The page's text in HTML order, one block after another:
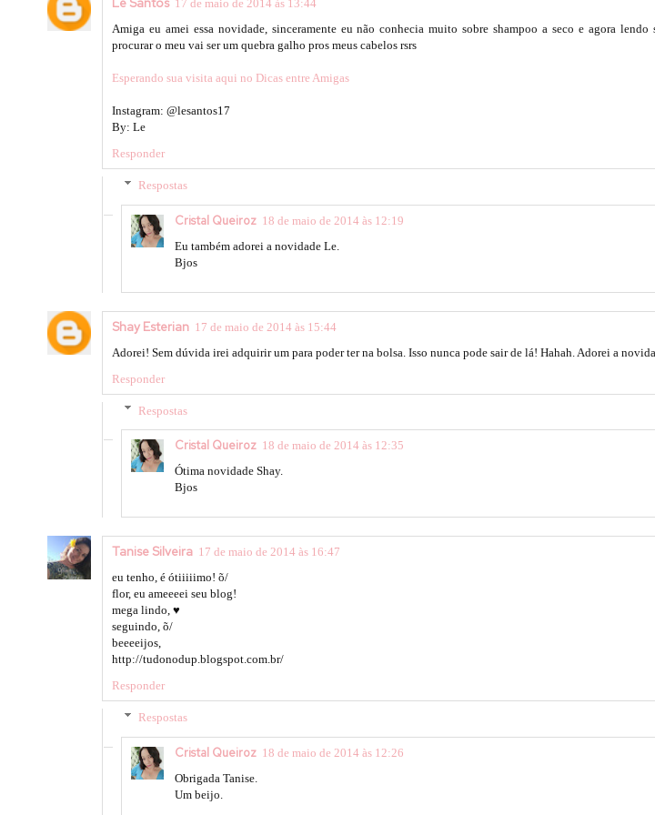
17 de maio de 2014 às 13:44
Amiga eu amei essa novidade, sinceramente eu não conhecia muito sobre shampoo a seco e agora
procurar o meu vai ser um quebra galho pros meus cabelos rsrs
Esperando sua visita aqui no Dicas entre Amigas
Instagram: @lesantos17
By: Le
Responder
Respostas
Cristal Queiroz 18 de maio de 2014 às 12:19
Eu também adorei a novidade Le.
Bjos
Shay Esterian 17 de maio de 2014 às 15:44
Adorei! Sem dúvida irei adquirir um para poder ter na bolsa. Isso nunca pode sair de lá! Hahah. Adorei a
Responder
Respostas
Cristal Queiroz 18 de maio de 2014 às 12:35
Ótima novidade Shay.
Bjos
Tanise Silveira 17 de maio de 2014 às 16:47
eu tenho, é ótiiiiimo! õ/
flor, eu ameeeei seu blog!
mega lindo, ♥
seguindo, õ/
beeeeijos,
http://tudonodup.blogspot.com.br/
Responder
Respostas
Cristal Queiroz 18 de maio de 2014 às 12:26
Obrigada Tanise.
Um beijo.